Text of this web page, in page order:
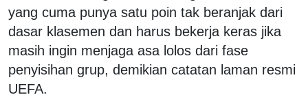
yang cuma punya satu poin tak beranjak dari
dasar klasemen dan harus bekerja keras jika
masih ingin menjaga asa lolos dari fase
penyisihan grup, demikian catatan laman resmi
UEFA.